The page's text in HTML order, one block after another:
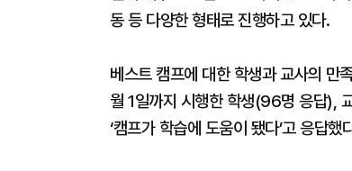
동 등 다양한 형태로 진행하고 있다.
베스트 캠프에 대한 학생과 교사의 만
월 1일까지 시행한 학생(96명 응답),
‘캠프가 학습에 도움이 됐다’고 응답